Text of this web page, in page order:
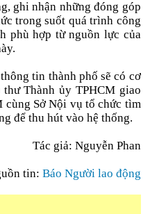
ghi nhận những đóng góp
trong suốt quá trình công
phù hợp từ nguồn lực của
tin thành phố sẽ có cơ
Thành ủy TPHCM giao
cùng Sở Nội vụ tổ chức tìm
để thu hút vào hệ thống.
Tác giả: Nguyễn Phan
tin: Báo Người lao động